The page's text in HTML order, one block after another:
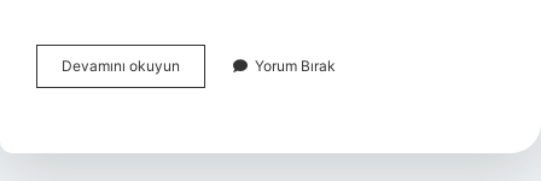
Devamını okuyun Atfetmeye
Ne
Yorum Bırak